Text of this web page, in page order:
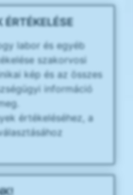
labor és egyéb
szakorvosi
kép és az összes
információ
értékeléséhez, a